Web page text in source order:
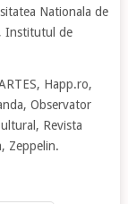
Nationala de
Institutul de
Happ.ro,
Observator
Revista
Zeppelin.